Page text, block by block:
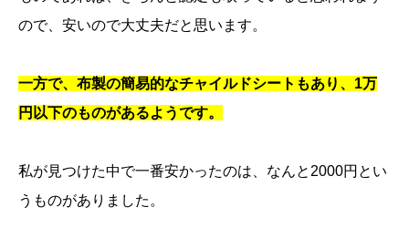
ので、安いので大丈夫だと思います。
一方で、布製の簡易的なチャイルドシートもあり、1万
円以下のものがあるようです。
私が見つけた中で一番安かったのは、なんと2000円とい
うものがありました。